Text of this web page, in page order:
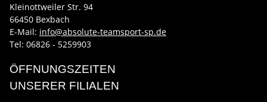
Kleinottweiler Str. 94
66450 Bexbach
E-Mail: info@absolute-teamsport-sp.de
Tel: 06826 - 5259903
ÖFFNUNGSZEITEN
UNSERER FILIALEN